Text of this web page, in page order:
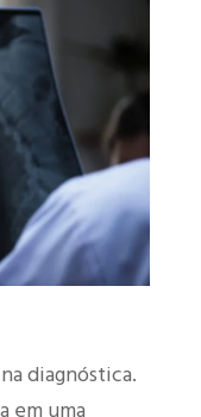
diagnóstica.